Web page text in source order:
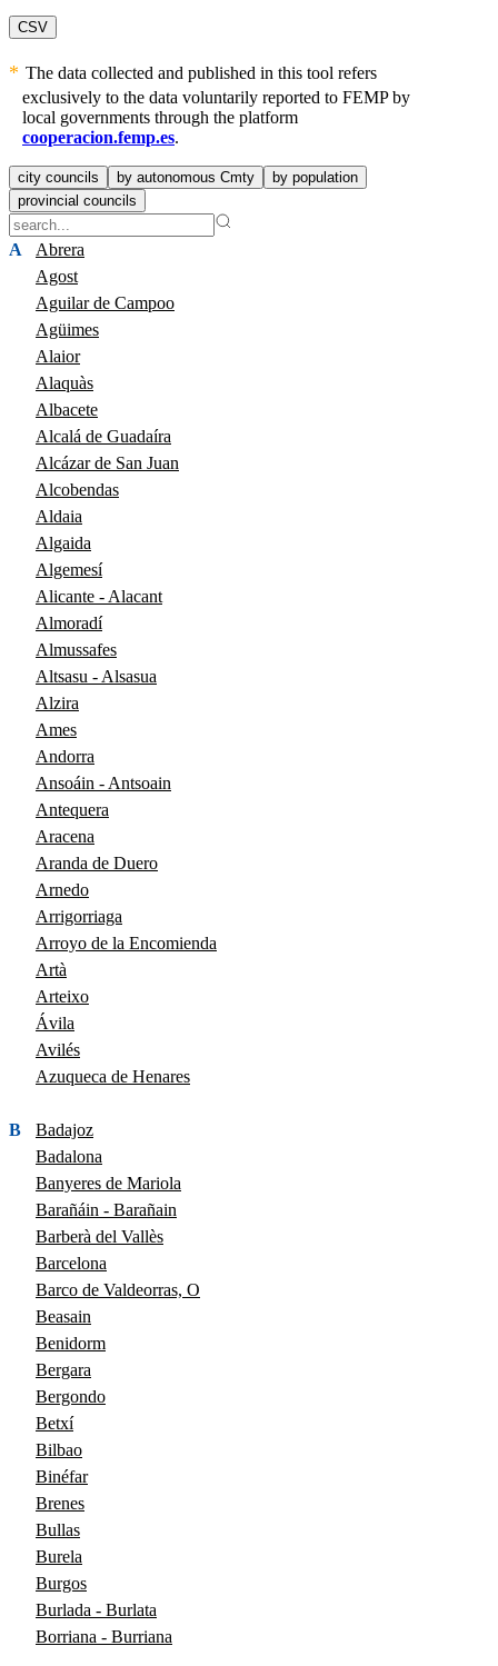
CSV
The data collected and published in this tool refers
exclusively to the data voluntarily reported to FEMP by
local governments through the platform
cooperacion.femp.es.
city councils by autonomous Cmty
by population
provincial councils
A
Abrera
Agost
Aguilar de Campoo
Agüimes
Alaior
Alaquàs
Albacete
Alcalá de Guadaíra
Alcázar de San Juan
Alcobendas
Aldaia
Algaida
Algemesí
Alicante - Alacant
Almoradí
Almussafes
Altsasu - Alsasua
Alzira
Ames
Andorra
Ansoáin - Antsoain
Antequera
Aracena
Aranda de Duero
Arnedo
Arrigorriaga
Arroyo de la Encomienda
Artà
Arteixo
Ávila
Avilés
Azuqueca de Henares
B
Badajoz
Badalona
Banyeres de Mariola
Barañáin - Barañain
Barberà del Vallès
Barcelona
Barco de Valdeorras, O
Beasain
Benidorm
Bergara
Bergondo
Betxí
Bilbao
Binéfar
Brenes
Bullas
Burela
Burgos
Burlada - Burlata
Borriana - Burriana